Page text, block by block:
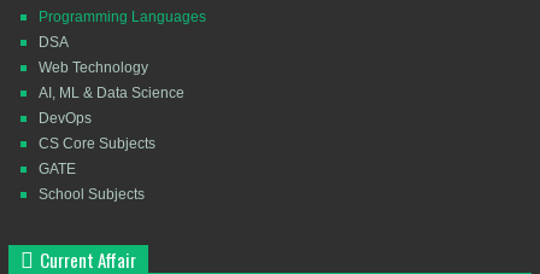
Programming Languages
DSA
Web Technology
AI, ML & Data Science
DevOps
CS Core Subjects
GATE
School Subjects
Current Affair